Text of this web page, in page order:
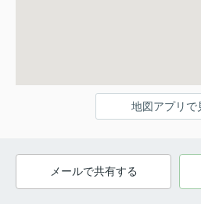
地図アプリで
メールで共有する